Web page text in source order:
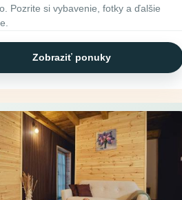
Pozrite si vybavenie, fotky a ďalšie
Zobraziť ponuky